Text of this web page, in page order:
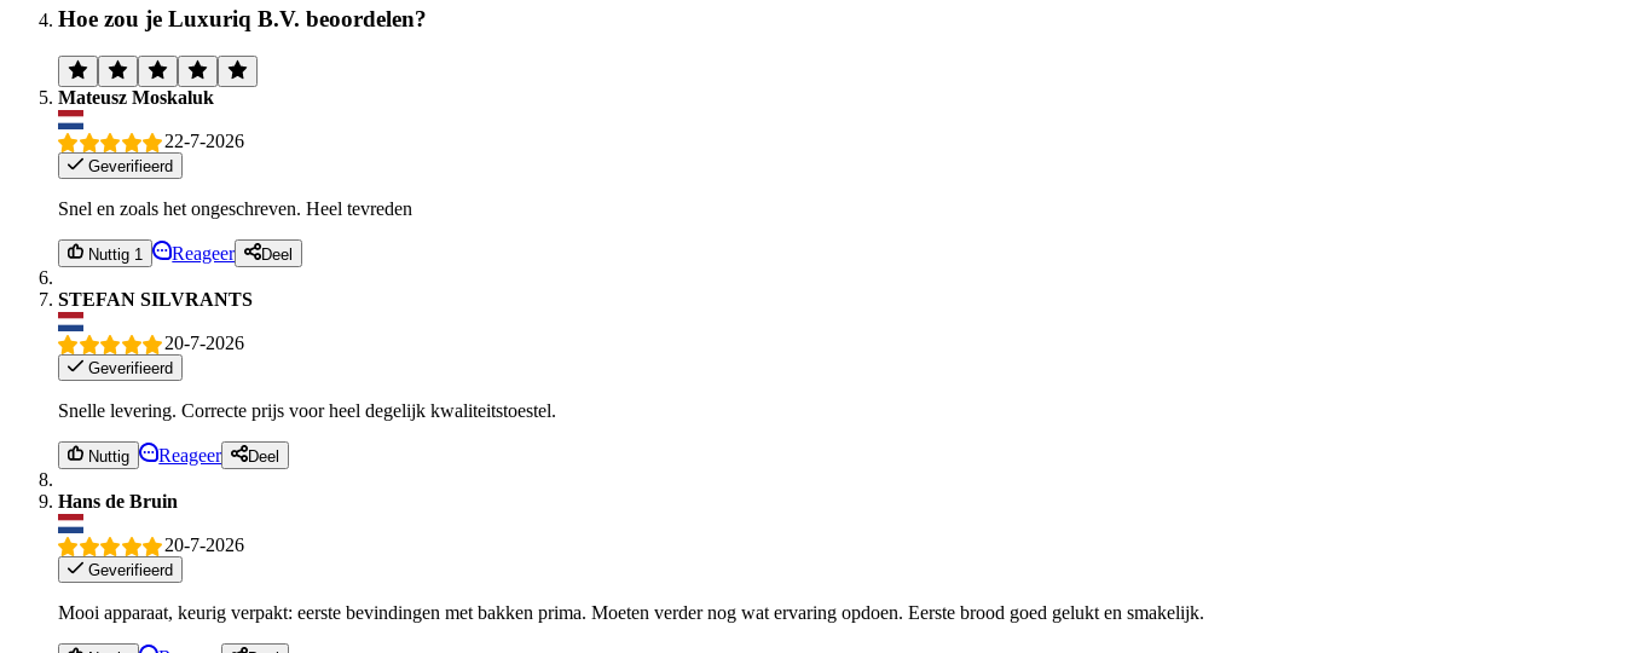
Hoe zou je Luxuriq B.V. beoordelen?
Mateusz Moskaluk
22-7-2026
Geverifieerd
Snel en zoals het ongeschreven. Heel tevreden
Nuttig 1 Reageer Deel
STEFAN SILVRANTS
20-7-2026
Geverifieerd
Snelle levering. Correcte prijs voor heel degelijk kwaliteitstoestel.
Nuttig Reageer Deel
Hans de Bruin
20-7-2026
Geverifieerd
Mooi apparaat, keurig verpakt: eerste bevindingen met bakken prima. Moeten verder nog wat ervaring opdoen. Eerste brood goed gelukt en smakelijk.